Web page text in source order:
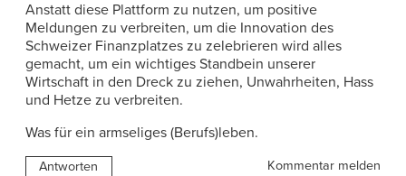
Anstatt diese Plattform zu nutzen, um positive
Meldungen zu verbreiten, um die Innovation des
Schweizer Finanzplatzes zu zelebrieren wird alles
gemacht, um ein wichtiges Standbein unserer
Wirtschaft in den Dreck zu ziehen, Unwahrheiten, Hass
und Hetze zu verbreiten.
Was für ein armseliges (Berufs)leben.
Antworten
Kommentar melden